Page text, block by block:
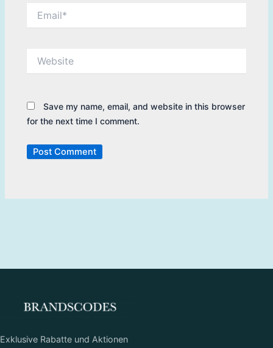
Save my name, email, and website in this browser
for the next time I comment.
Exklusive Rabatte und Aktionen